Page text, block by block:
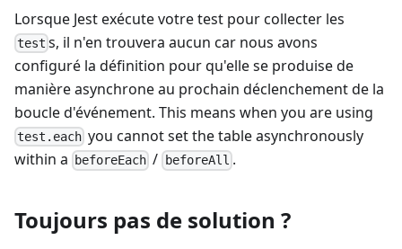
Lorsque Jest exécute votre test pour collecter les
test s, il n'en trouvera aucun car nous avons
configuré la définition pour qu'elle se produise de
manière asynchrone au prochain déclenchement de la
boucle d'événement. This means when you are using
test.each you cannot set the table asynchronously
within a
beforeEach / beforeAll .
Toujours pas de solution ?